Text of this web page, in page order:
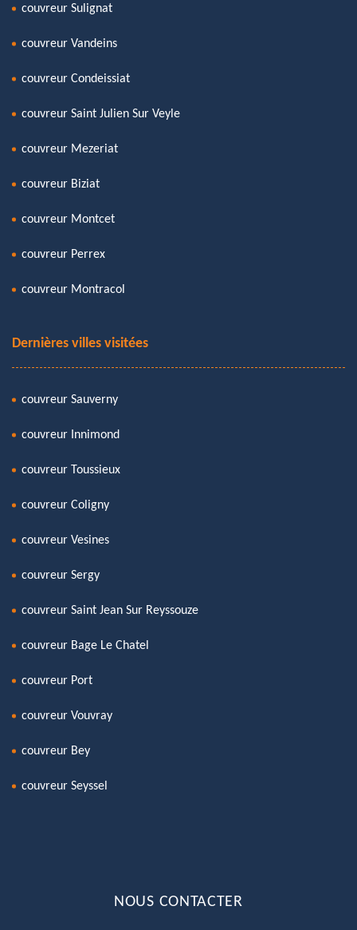
couvreur Sulignat
couvreur Vandeins
couvreur Condeissiat
couvreur Saint Julien Sur Veyle
couvreur Mezeriat
couvreur Biziat
couvreur Montcet
couvreur Perrex
couvreur Montracol
Dernières villes visitées
couvreur Sauverny
couvreur Innimond
couvreur Toussieux
couvreur Coligny
couvreur Vesines
couvreur Sergy
couvreur Saint Jean Sur Reyssouze
couvreur Bage Le Chatel
couvreur Port
couvreur Vouvray
couvreur Bey
couvreur Seyssel
NOUS CONTACTER